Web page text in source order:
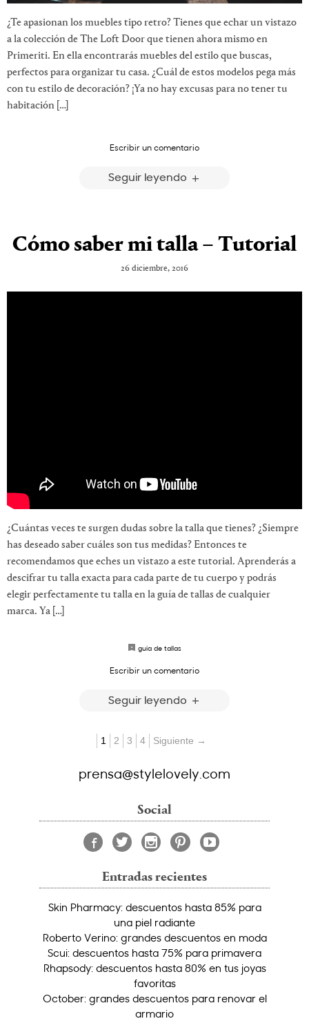
¿Te apasionan los muebles tipo retro? Tienes que echar un vistazo
a la colección de The Loft Door que tienen ahora mismo en
Primeriti. En ella encontrarás muebles del estilo que buscas,
perfectos para organizar tu casa. ¿Cuál de estos modelos pega más
con tu estilo de decoración? ¡Ya no hay excusas para no tener tu
habitación […]
Escribir un comentario
Seguir leyendo
Cómo saber mi talla – Tutorial
26 diciembre, 2016
¿Cuántas veces te surgen dudas sobre la talla que tienes? ¿Siempre
has deseado saber cuáles son tus medidas? Entonces te
recomendamos que eches un vistazo a este tutorial. Aprenderás a
descifrar tu talla exacta para cada parte de tu cuerpo y podrás
elegir perfectamente tu talla en la guía de tallas de cualquier
marca. Ya […]
guia de tallas
Escribir un comentario
Seguir leyendo
1 2 3 4 Siguiente →
prensa@stylelovely.com
Social
Entradas recientes
Skin Pharmacy: descuentos hasta 85% para
una piel radiante
Roberto Verino: grandes descuentos en moda
Scui: descuentos hasta 75% para primavera
Rhapsody: descuentos hasta 80% en tus joyas
favoritas
October: grandes descuentos para renovar el
armario